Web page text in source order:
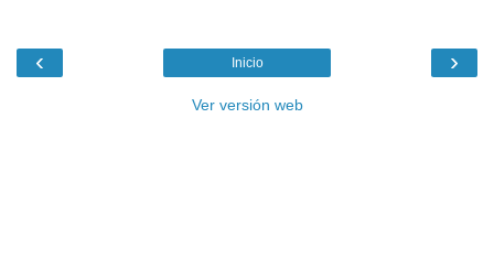
‹ ›
Inicio
Ver versión web